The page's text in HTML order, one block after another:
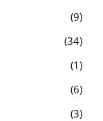
9
34
1
6
3